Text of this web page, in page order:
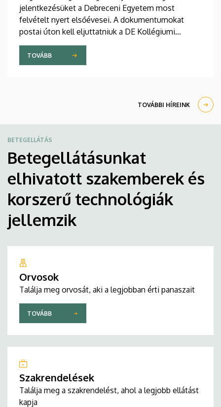
jelentkezésüket a Debreceni Egyetem most
felvételt nyert elsőévesei. A dokumentumokat
postai úton kell eljuttatniuk a DE Kollégiumi
Felvételi és Szociális Iroda címére. A kollégiumi
férőhelyekről a gólyák a Kollégiumi Felvételi és
Szociális Bizottság döntését követően, augusztus
TOVÁBB
TOVÁBBI HÍREINK
BETEGELLÁTÁS
Betegellátásunkat
elhivatott szakemberek és
korszerű technológiák
jellemzik
Orvosok
Találja meg orvosát, aki a legjobban érti panaszait
TOVÁBB
Szakrendelések
Találja meg a szakrendelést, ahol a legjobb ellátást
kapja